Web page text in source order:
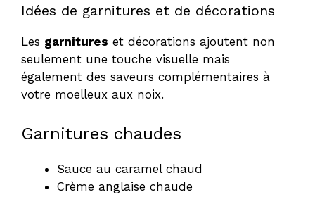
Idées de garnitures et de décorations
Les garnitures et décorations ajoutent non
seulement une touche visuelle mais
également des saveurs complémentaires à
votre moelleux aux noix.
Garnitures chaudes
Sauce au caramel chaud
Crème anglaise chaude